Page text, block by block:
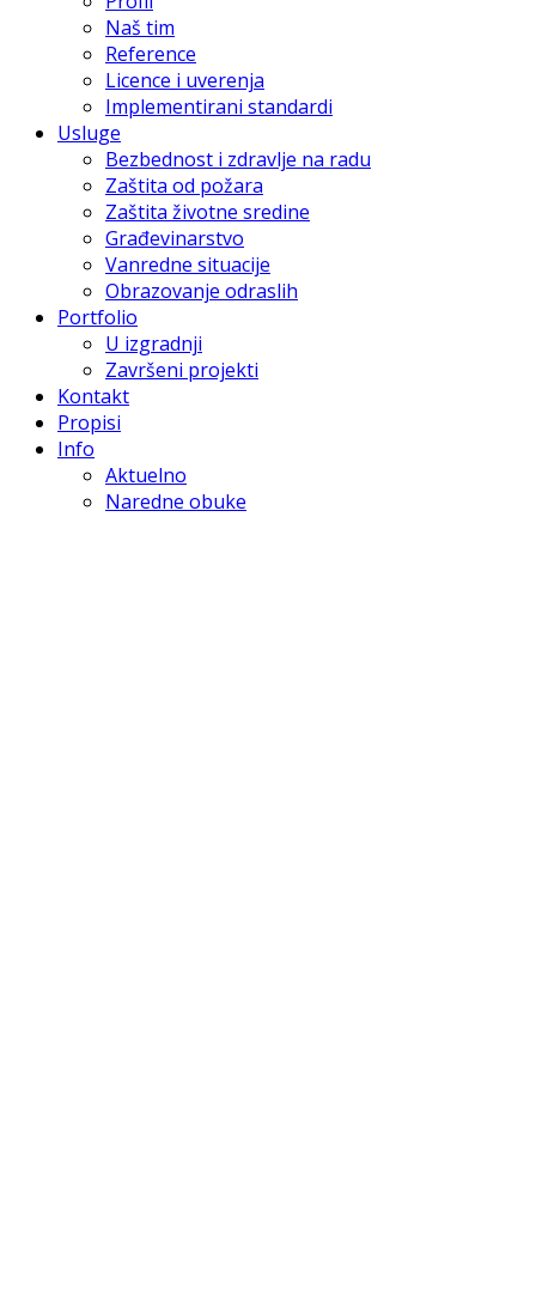
Naš tim
Reference
Licence i uverenja
Implementirani standardi
Usluge
Bezbednost i zdravlje na radu
Zaštita od požara
Zaštita životne sredine
Građevinarstvo
Vanredne situacije
Obrazovanje odraslih
Portfolio
U izgradnji
Završeni projekti
Kontakt
Propisi
Info
Aktuelno
Naredne obuke